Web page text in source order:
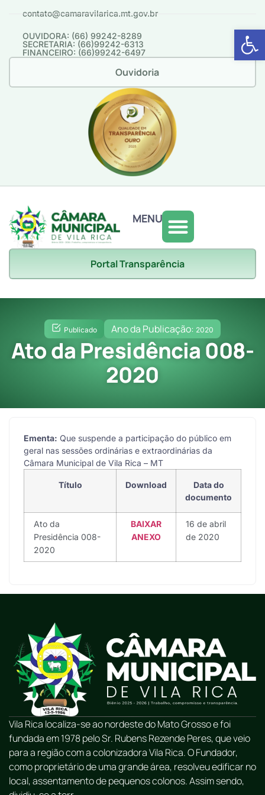
Abrir
contato@camaravilarica.mt.gov.br
OUVIDORA: (66) 99242-8289
SECRETARIA: (66)99242-6313
FINANCEIRO: (66)99242-6497
Ouvidoria
MENU
Portal Transparência
Publicado Ano da Publicação: 2020
Ato da Presidência 008-
2020
Ementa: Que suspende a participação do público em
geral nas sessões ordinárias e extraordinárias da
Câmara Municipal de Vila Rica – MT
Título Download
Data do
documento
Ato da
Presidência 008-
2020
BAIXAR
ANEXO
16 de abril
de 2020
Vila Rica localiza-se ao nordeste do Mato Grosso e foi
fundada em 1978 pelo Sr. Rubens Rezende Peres, que veio
para a região com a colonizadora Vila Rica. O Fundador,
como proprietário de uma grande área, resolveu edificar no
local, assentamento de pequenos colonos. Assim sendo,